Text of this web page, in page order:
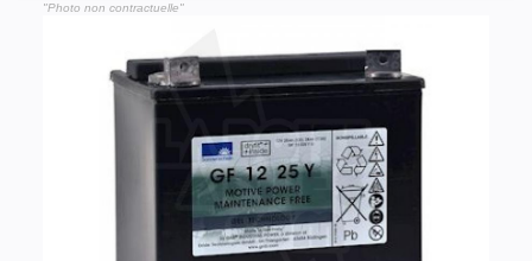
"Photo non contractuelle"